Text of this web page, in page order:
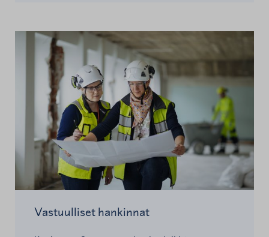
Vastuulliset hankinnat